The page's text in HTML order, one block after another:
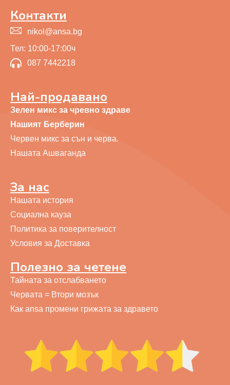
Контакти
nikol@ansa.bg
Тел: 10:00-17:00ч
087 7442218
Най-продавано
Зелен микс за чревно здраве
Нашият Берберин
Червен микс за сън и черва.
Нашата Ашваганда
За нас
Нашата история
Социална кауза
Политика за поверителност
Условия за Доставка
Полезно за четене
Тайната за отслабването
Червата = Втори мозък
Как ansa промени грижата за здравето